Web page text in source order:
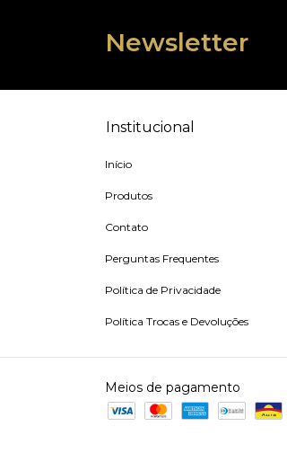
Newsletter
Institucional
Início
Produtos
Contato
Perguntas Frequentes
Política de Privacidade
Política Trocas e Devoluções
Meios de pagamento